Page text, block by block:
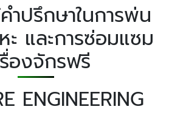
ำปรึกษาในการพ่น
และการซ่อมแซม
องจักรฟรี
ENGINEERING